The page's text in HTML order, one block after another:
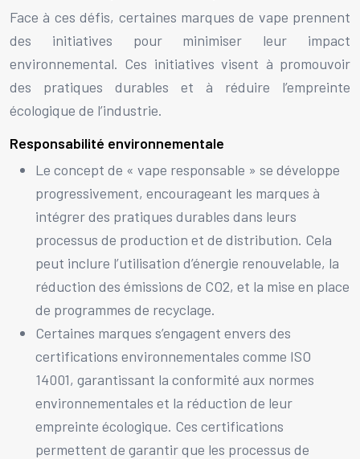
Face à ces défis, certaines marques de vape prennent
des initiatives pour minimiser leur impact
environnemental. Ces initiatives visent à promouvoir
des pratiques durables et à réduire l’empreinte
écologique de l’industrie.
Responsabilité environnementale
Le concept de « vape responsable » se développe
progressivement, encourageant les marques à
intégrer des pratiques durables dans leurs
processus de production et de distribution. Cela
peut inclure l’utilisation d’énergie renouvelable, la
réduction des émissions de CO2, et la mise en place
de programmes de recyclage.
Certaines marques s’engagent envers des
certifications environnementales comme ISO
14001, garantissant la conformité aux normes
environnementales et la réduction de leur
empreinte écologique. Ces certifications
permettent de garantir que les processus de